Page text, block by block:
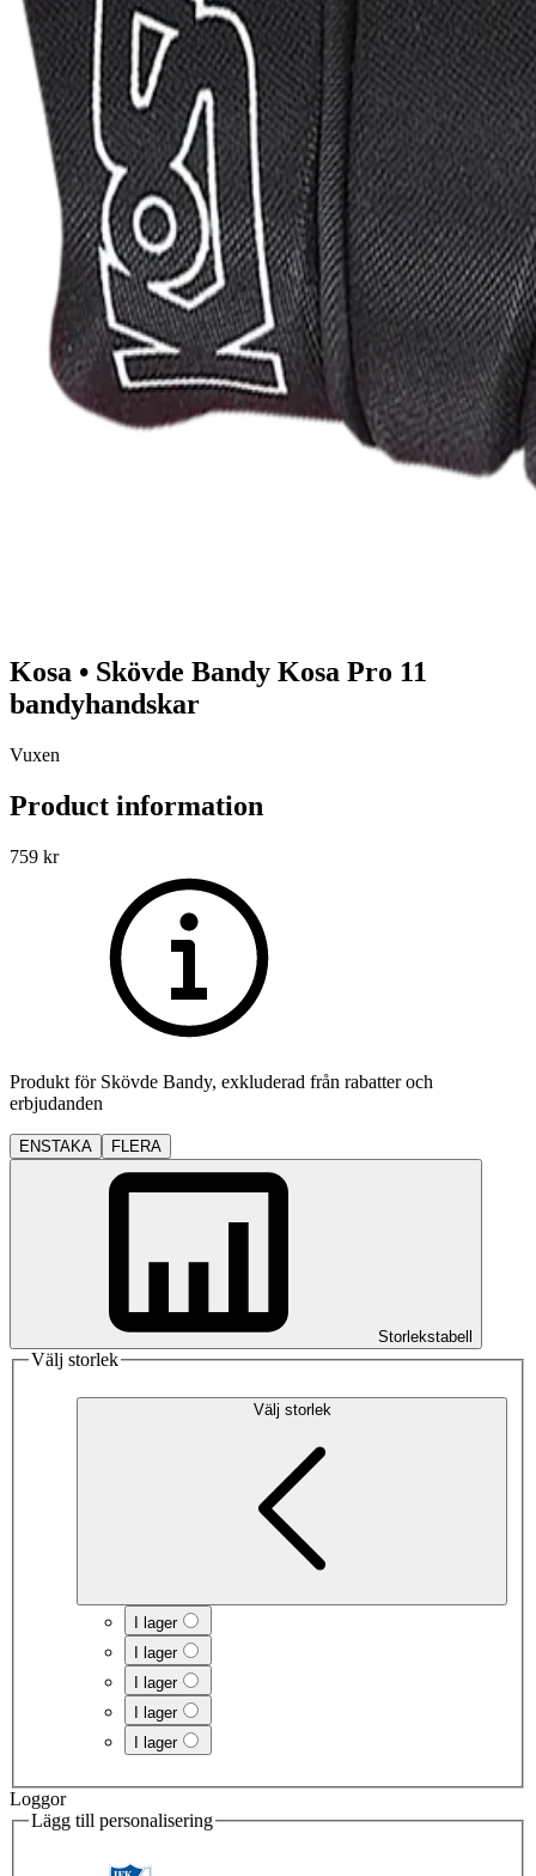
Kosa • Skövde Bandy Kosa Pro 11
bandyhandskar
Vuxen
Product information
759 kr
Produkt för Skövde Bandy, exkluderad från rabatter och
erbjudanden
ENSTAKA FLERA
Storlekstabell
Välj storlek
Välj storlek
I lager
I lager
I lager
I lager
I lager
Loggor
Lägg till personalisering